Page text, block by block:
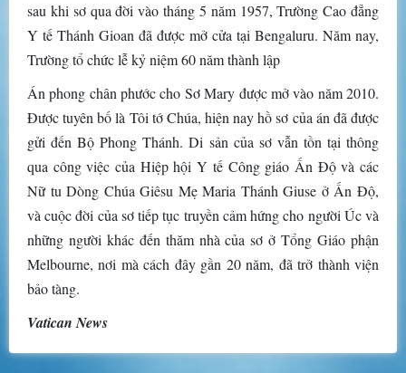
sau khi sơ qua đời vào tháng 5 năm 1957, Trường Cao đẳng
Y tế Thánh Gioan đã được mở cửa tại Bengaluru. Năm nay,
Trường tổ chức lễ kỷ niệm 60 năm thành lập
Án phong chân phước cho Sơ Mary được mở vào năm 2010.
Được tuyên bố là Tôi tớ Chúa, hiện nay hồ sơ của án đã được
gửi đến Bộ Phong Thánh. Di sản của sơ vẫn tồn tại thông
qua công việc của Hiệp hội Y tế Công giáo Ấn Độ và các
Nữ tu Dòng Chúa Giêsu Mẹ Maria Thánh Giuse ở Ấn Độ,
và cuộc đời của sơ tiếp tục truyền cảm hứng cho người Úc và
những người khác đến thăm nhà của sơ ở Tổng Giáo phận
Melbourne, nơi mà cách đây gần 20 năm, đã trở thành viện
bảo tàng.
Vatican News